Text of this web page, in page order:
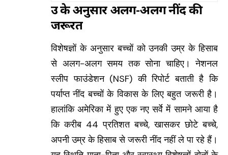
उम्र के अनुसार अलग-अलग नींद की
जरूरत
विशेषज्ञों के अनुसार बच्चों को उनकी उम्र के हिसाब
से अलग-अलग समय तक सोना चाहिए। नेशनल
स्लीप फाउंडेशन (NSF) की रिपोर्ट बताती है कि
पर्याप्त नींद बच्चों के विकास के लिए बहुत जरूरी है।
हालांकि अमेरिका में हुए एक नए सर्वे में सामने आया है
कि करीब 44 प्रतिशत बच्चे, खासकर छोटे बच्चे,
अपनी उम्र के हिसाब से जरूरी नींद नहीं ले पा रहे हैं।